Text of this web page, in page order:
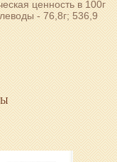
ценность в 100г
- 76,8г; 536,9